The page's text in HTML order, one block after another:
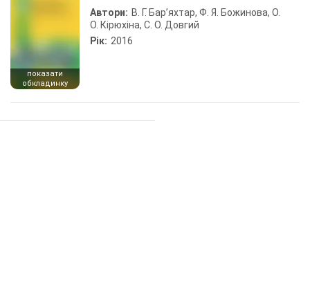
показати
обкладинку
Автори: В. Г. Бар’яхтар, Ф. Я. Божинова, О.
О. Кірюхіна, С. О. Довгий
Рік: 2016